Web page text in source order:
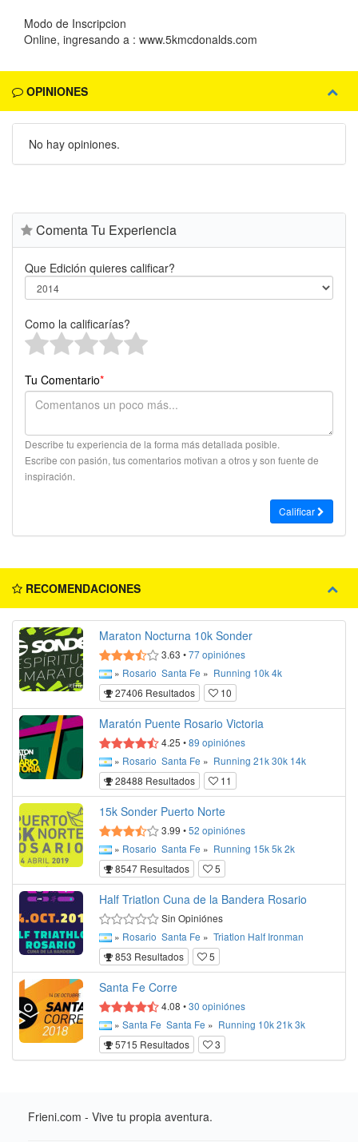
Modo de Inscripcion
Online, ingresando a : www.5kmcdonalds.com
OPINIONES
No hay opiniones.
Comenta Tu Experiencia
Que Edición quieres calificar?
Como la calificarías?
Tu Comentario*
Describe tu experiencia de la forma más detallada posible.
Escribe con pasión, tus comentarios motivan a otros y son fuente de
inspiración.
Calificar
RECOMENDACIONES
Maraton Nocturna 10k Sonder
3.63 •77opiniónes
» Rosario Santa Fe » Running 10k4k
27406 Resultados
10
Maratón Puente Rosario Victoria
4.25 •89 opiniónes
» Rosario Santa Fe » Running 21k30k 14k
28488 Resultados
11
15k Sonder Puerto Norte
3.99 •52 opiniónes
» Rosario Santa Fe » Running 15k5k2k
8547 Resultados
5
Half Triatlon Cuna de la Bandera Rosario
Sin Opiniónes
» Rosario Santa Fe » Triatlon Half Ironman
853 Resultados
5
Santa Fe Corre
4.08 •30 opiniónes
» Santa Fe Santa Fe » Running 10k21k3k
5715 Resultados
3
Frieni.com - Vive tu propia aventura.